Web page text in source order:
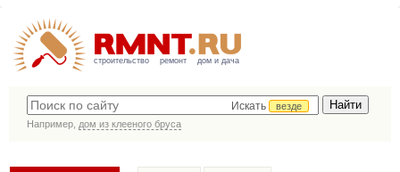
строительство ремонт дом и дача
Искать
везде
Например, дом из клееного бруса